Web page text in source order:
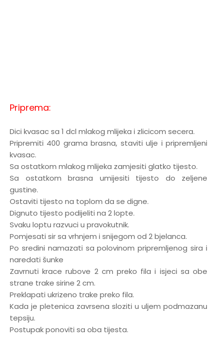
Priprema:
Dici kvasac sa 1 dcl mlakog mlijeka i zlicicom secera.
Pripremiti 400 grama brasna, staviti ulje i pripremljeni
kvasac.
Sa ostatkom mlakog mlijeka zamjesiti glatko tijesto.
Sa ostatkom brasna umijesiti tijesto do zeljene
gustine.
Ostaviti tijesto na toplom da se digne.
Dignuto tijesto podijeliti na 2 lopte.
Svaku loptu razvuci u pravokutnik.
Pomjesati sir sa vrhnjem i snijegom od 2 bjelanca.
Po sredini namazati sa polovinom pripremljenog sira i
naredati šunke
Zavrnuti krace rubove 2 cm preko fila i isjeci sa obe
strane trake sirine 2 cm.
Preklapati ukrizeno trake preko fila.
Kada je pletenica zavrsena sloziti u uljem podmazanu
tepsiju.
Postupak ponoviti sa oba tijesta.